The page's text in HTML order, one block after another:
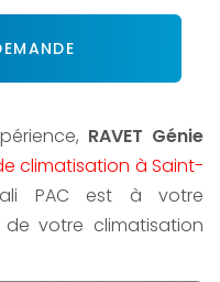
RAVET Génie
climatisation à Saint-
PAC est à votre
votre climatisation